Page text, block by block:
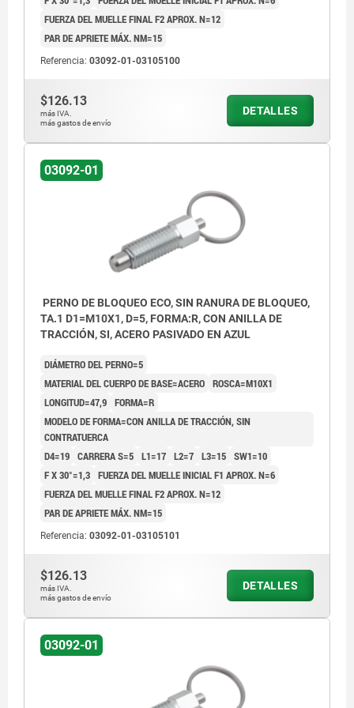
FUERZA DEL MUELLE FINAL F2 APROX. N=12
PAR DE APRIETE MÁX. NM=15
Referencia: 03092-01-03105100
$126.13
más IVA.
más gastos de envío
DETALLES
03092-01
PERNO DE BLOQUEO ECO, SIN RANURA DE BLOQUEO,
TA.1 D1=M10X1, D=5, FORMA:R, CON ANILLA DE
TRACCIÓN, SI, ACERO PASIVADO EN AZUL
DIÁMETRO DEL PERNO=5
MATERIAL DEL CUERPO DE BASE=ACERO ROSCA=M10X1
LONGITUD=47,9 FORMA=R
MODELO DE FORMA=CON ANILLA DE TRACCIÓN, SIN
CONTRATUERCA
D4=19 CARRERA S=5 L1=17 L2=7 L3=15 SW1=10
F X 30°=1,3 FUERZA DEL MUELLE INICIAL F1 APROX. N=6
FUERZA DEL MUELLE FINAL F2 APROX. N=12
PAR DE APRIETE MÁX. NM=15
Referencia: 03092-01-03105101
$126.13
más IVA.
más gastos de envío
DETALLES
03092-01